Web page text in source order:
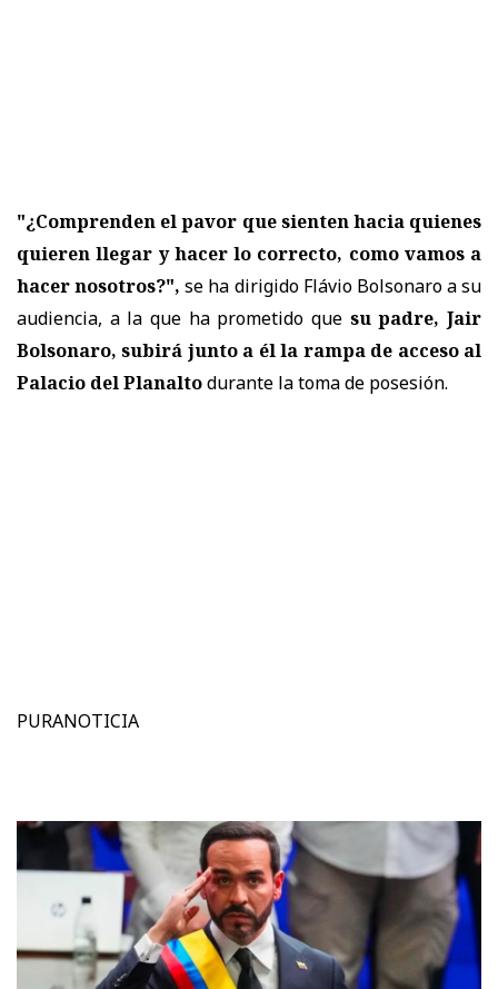
"¿Comprenden el pavor que sienten hacia quienes
quieren llegar y hacer lo correcto, como vamos a
hacer nosotros?", se ha dirigido Flávio Bolsonaro a su
audiencia, a la que ha prometido que su padre, Jair
Bolsonaro, subirá junto a él la rampa de acceso al
Palacio del Planaltodurante la toma de posesión.
PURANOTICIA